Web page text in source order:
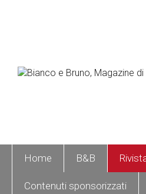
Home B&B
Contenuti sponsorizzati